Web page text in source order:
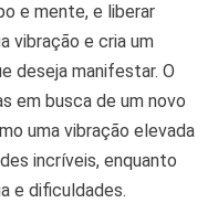
e mente, e liberar
vibração e cria um
deseja manifestar. O
em busca de um novo
uma vibração elevada
incríveis, enquanto
e dificuldades.